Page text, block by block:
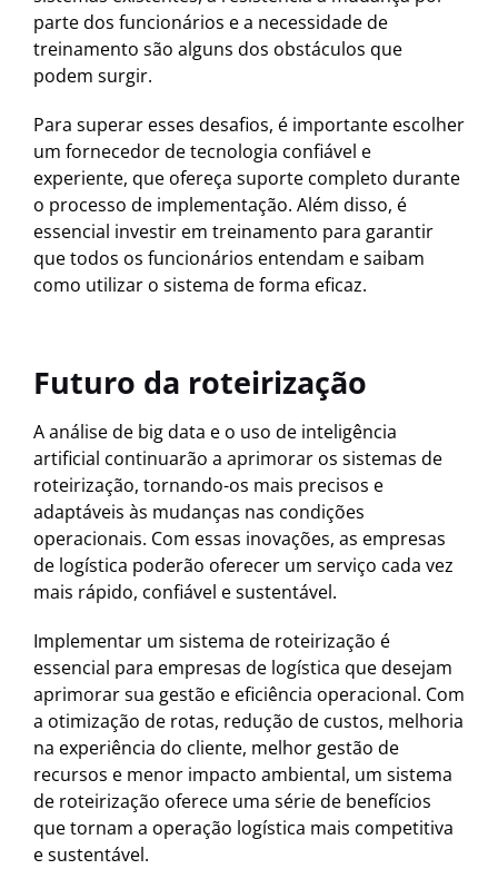
parte dos funcionários e a necessidade de
treinamento são alguns dos obstáculos que
podem surgir.
Para superar esses desafios, é importante escolher
um fornecedor de tecnologia confiável e
experiente, que ofereça suporte completo durante
o processo de implementação. Além disso, é
essencial investir em treinamento para garantir
que todos os funcionários entendam e saibam
como utilizar o sistema de forma eficaz.
Futuro da roteirização
A análise de big data e o uso de inteligência
artificial continuarão a aprimorar os sistemas de
roteirização, tornando-os mais precisos e
adaptáveis às mudanças nas condições
operacionais. Com essas inovações, as empresas
de logística poderão oferecer um serviço cada vez
mais rápido, confiável e sustentável.
Implementar um sistema de roteirização é
essencial para empresas de logística que desejam
aprimorar sua gestão e eficiência operacional. Com
a otimização de rotas, redução de custos, melhoria
na experiência do cliente, melhor gestão de
recursos e menor impacto ambiental, um sistema
de roteirização oferece uma série de benefícios
que tornam a operação logística mais competitiva
e sustentável.